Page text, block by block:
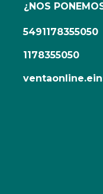
¿NOS
5491178355050
1178355050